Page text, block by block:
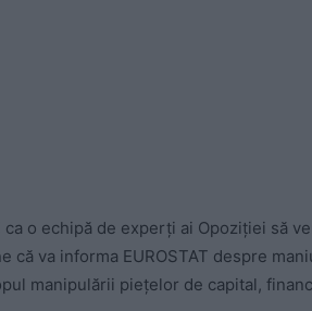
o echipă de experți ai Opoziției să
va informa EUROSTAT despre
manipulării piețelor de capital,